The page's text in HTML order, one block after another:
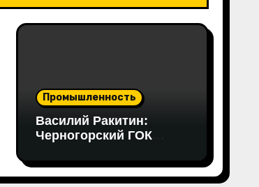
Промышленность
Василий Ракитин:
Черногорский ГОК
нового поколения
российских